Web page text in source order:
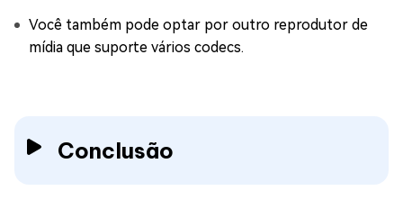
Você também pode optar por outro reprodutor de
mídia que suporte vários codecs.
Conclusão